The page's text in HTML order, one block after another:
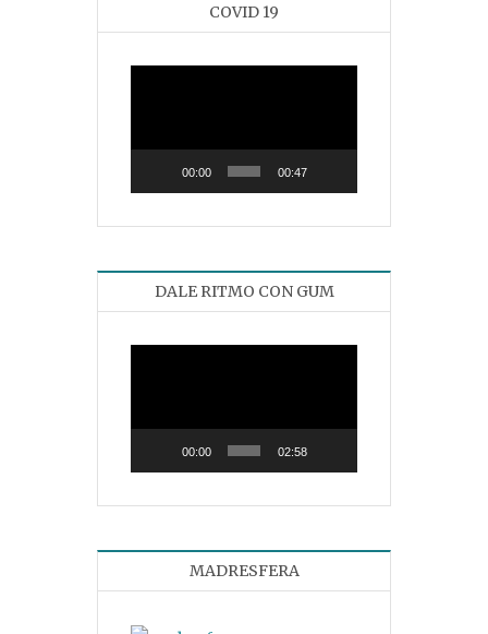
COVID 19
00:00 00:47
DALE RITMO CON GUM
00:00 02:58
MADRESFERA